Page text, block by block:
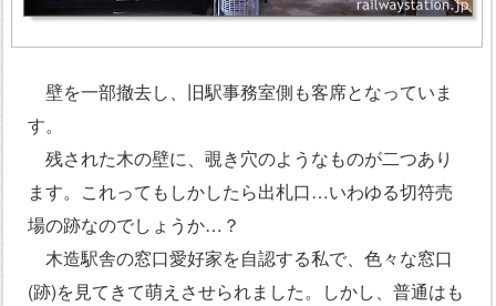
壁を一部撤去し、旧駅事務室側も客席となっていま
す。
残された木の壁に、覗き穴のようなものが二つあり
ます。これってもしかしたら出札口…いわゆる切符売
場の跡なのでしょうか…？
木造駅舎の窓口愛好家を自認する私で、色々な窓口
(跡)を見てきて萌えさせられました。しかし、普通はも